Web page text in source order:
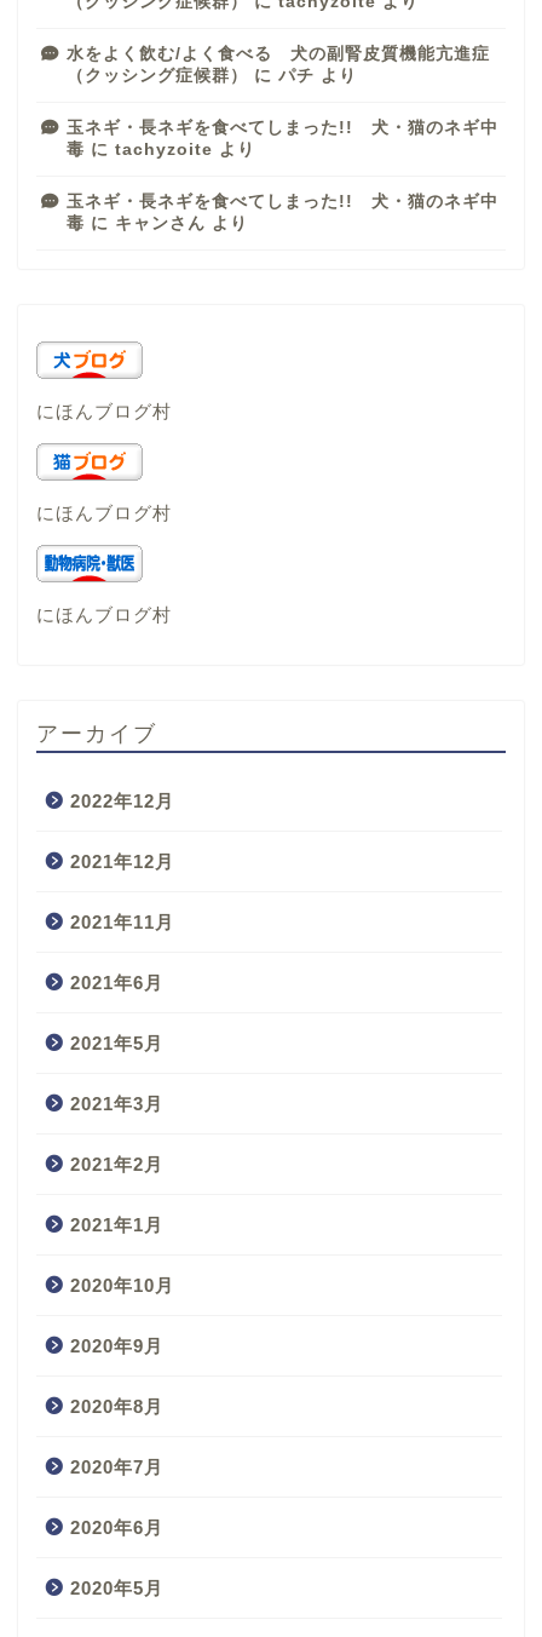
水をよく飲む/よく食べる 犬の副腎皮質機能亢進症
（クッシング症候群）
に パチ より
玉ネギ・長ネギを食べてしまった!! 犬・猫のネギ中
毒 に tachyzoite より
玉ネギ・長ネギを食べてしまった!! 犬・猫のネギ中
毒 に キャンさん より
にほんブログ村
にほんブログ村
にほんブログ村
アーカイブ
2022年12月
2021年12月
2021年11月
2021年6月
2021年5月
2021年3月
2021年2月
2021年1月
2020年10月
2020年9月
2020年8月
2020年7月
2020年6月
2020年5月